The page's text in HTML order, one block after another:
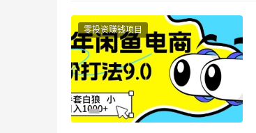
零投资赚钱项目